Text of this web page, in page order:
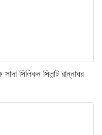
সিলিকন সিলান্ট রান্নাঘর